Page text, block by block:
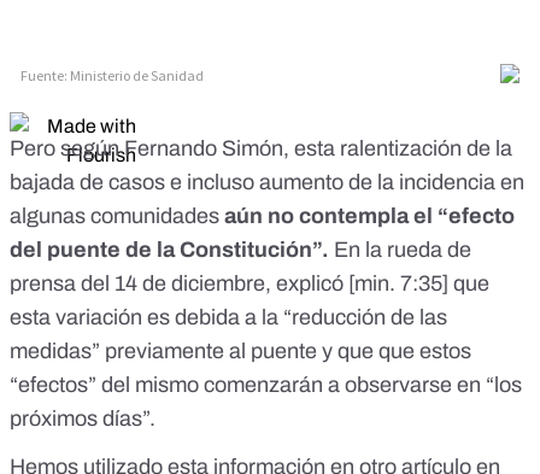
Pero según Fernando Simón, esta ralentización de la
bajada de casos e incluso aumento de la incidencia en
algunas comunidades aún no contempla el “efecto
del puente de la Constitución”. En la rueda de
prensa del 14 de diciembre, explicó [min. 7:35] que
esta variación es debida a la “reducción de las
medidas” previamente al puente y que que estos
“efectos” del mismo comenzarán a observarse en “los
próximos días”.
Hemos utilizado esta información en otro artículo en